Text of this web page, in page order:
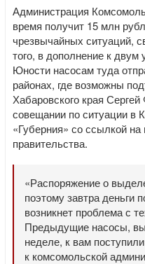
Администрация
время получит 15 млн
чрезвычайных ситуаций,
того, в дополнение к
Юности насосам туда
районах, где возможны
Хабаровского края
совещании по ситуации в
«Губерния» со ссылкой
правительства.
«Распоряжение о
поэтому завтра деньги
возникнет проблема с
Предыдущие насосы,
неделе, к вам
к комсомольской